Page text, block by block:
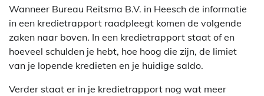
Wanneer Bureau Reitsma B.V. in Heesch de informatie
in een kredietrapport raadpleegt komen de volgende
zaken naar boven. In een kredietrapport staat of en
hoeveel schulden je hebt, hoe hoog die zijn, de limiet
van je lopende kredieten en je huidige saldo.
Verder staat er in je kredietrapport nog wat meer